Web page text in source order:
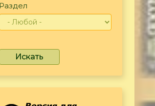
Раздел
Искать